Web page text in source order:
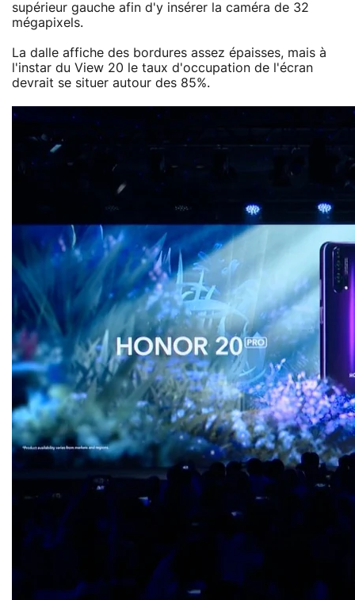
supérieur gauche afin d'y insérer la caméra de 32
mégapixels.
La dalle affiche des bordures assez épaisses, mais à
l'instar du View 20 le taux d'occupation de l'écran
devrait se situer autour des 85%.